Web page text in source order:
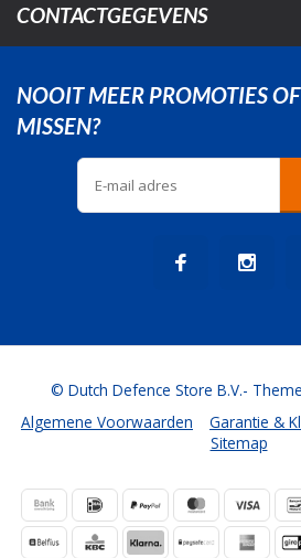
CONTACTGEGEVENS
NOOIT MEER PROMOTIES
MISSEN?
Algemene Voorwaarden Garantie &
Sitemap
© Dutch Defence Store B.V.-